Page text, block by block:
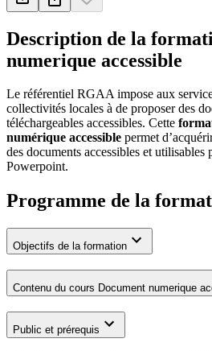
Description de la
numerique accessible
Le référentiel RGAA impose aux
collectivités locales à de proposer des
téléchargeables accessibles. Cette
numérique accessible permet
des documents accessibles et utilisables
Powerpoint.
Programme de la
Objectifs de la formation
Contenu du cours Document numerique
Public et prérequis